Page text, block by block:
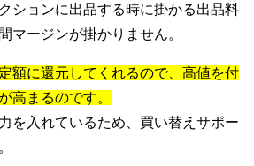
ションに出品する時に掛かる出品料
マージンが掛かりません。
額に還元してくれるので、高値を付
高まるのです。
を入れているため、買い替えサポー